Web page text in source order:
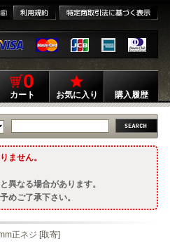
0
カート お気に入り 購入履歴
ません。
異なる場合があります。
めご了承下さい。
正ネジ [取寄]